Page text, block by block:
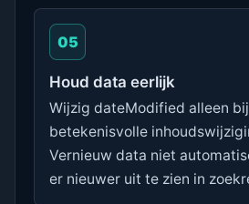
05
Houd data eerlijk
Wijzig dateModified alleen bij
betekenisvolle
Vernieuw data niet
er nieuwer uit te zien in